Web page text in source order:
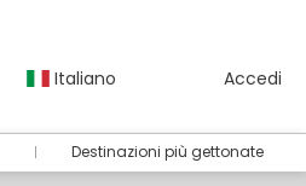
Italiano Accedi
Destinazioni più gettonate